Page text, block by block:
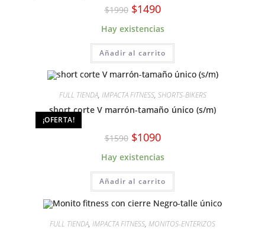
$1990 El
precio
original
era:
$1490El
precio
es:
Hay existencias
Añadir al carrito
¡OFERTA!
FULL TIENDA, IMPACTA FITNESS, SHORTS-BIKERS
short corte V marrón-tamaño único (s/m)
$1590 El
precio
original
era:
$1090El
precio
es:
Hay existencias
Añadir al carrito
FULL TIENDA, IMPACTA FITNESS, MONITOS-ENTERIZOS